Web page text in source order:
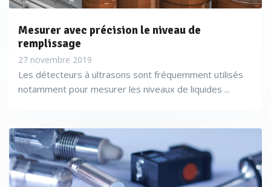
Mesurer avec précision le niveau de
remplissage
27 novembre 2019
Les détecteurs à ultrasons sont fréquemment utilisés
notamment pour mesurer les niveaux de liquides ...